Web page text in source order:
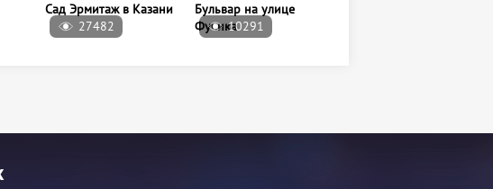
27482
Сад Эрмитаж в Казани
10291
Бульвар на улице
Фучика